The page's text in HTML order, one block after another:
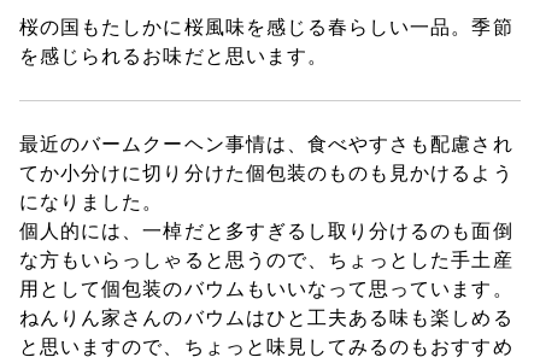
桜の国もたしかに桜風味を感じる春らしい一品。季節
を感じられるお味だと思います。
最近のバームクーヘン事情は、食べやすさも配慮され
てか小分けに切り分けた個包装のものも見かけるよう
になりました。
個人的には、一棹だと多すぎるし取り分けるのも面倒
な方もいらっしゃると思うので、ちょっとした手土産
用として個包装のバウムもいいなって思っています。
ねんりん家さんのバウムはひと工夫ある味も楽しめる
と思いますので、ちょっと味見してみるのもおすすめ